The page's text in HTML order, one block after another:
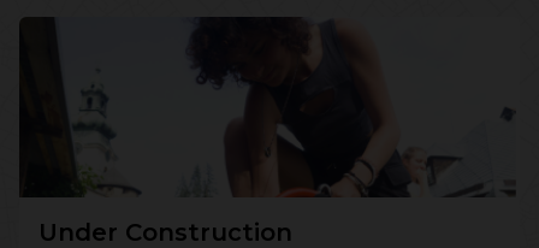
Under Construction